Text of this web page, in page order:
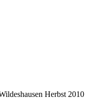
Herbst 2010